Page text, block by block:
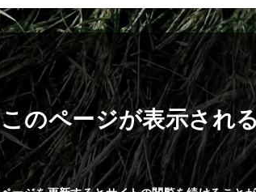
このページが表示され